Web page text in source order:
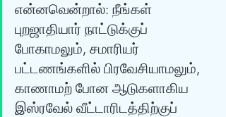
என்னவென்றால்: நீங்கள்
புறஜாதியார் நாட்டுக்குப்
போகாமலும், சமாரியர்
பட்டணங்களில் பிரவேசியாமலும்,
காணாமற் போன ஆடுகளாகிய
இஸ்ரவேல் வீட்டாரிடத்திற்குப்